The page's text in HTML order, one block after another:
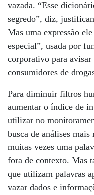
vazada. “Esse
segredo”, diz,
Mas uma expressão
especial”, usada por
corporativo para avisar
consumidores de
Para diminuir filtros
aumentar o índice de
utilizar no
busca de análises
muitas vezes uma
fora de contexto. Mas
que utilizam palavras
vazar dados e